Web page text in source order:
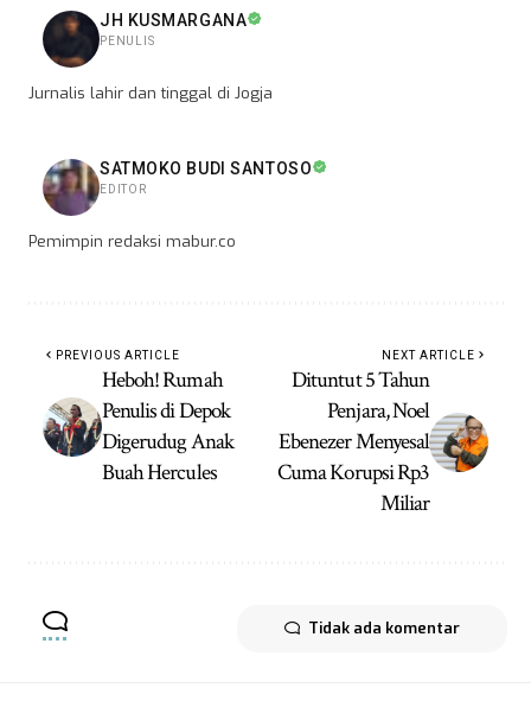
JH KUSMARGANA
PENULIS
Jurnalis lahir dan tinggal di Jogja
SATMOKO BUDI SANTOSO
EDITOR
Pemimpin redaksi mabur.co
PREVIOUS ARTICLE
Heboh! Rumah
Penulis di Depok
Digerudug Anak
Buah Hercules
NEXT ARTICLE
Dituntut 5 Tahun
Penjara, Noel
Ebenezer Menyesal
Cuma Korupsi Rp3
Miliar
Tidak ada komentar